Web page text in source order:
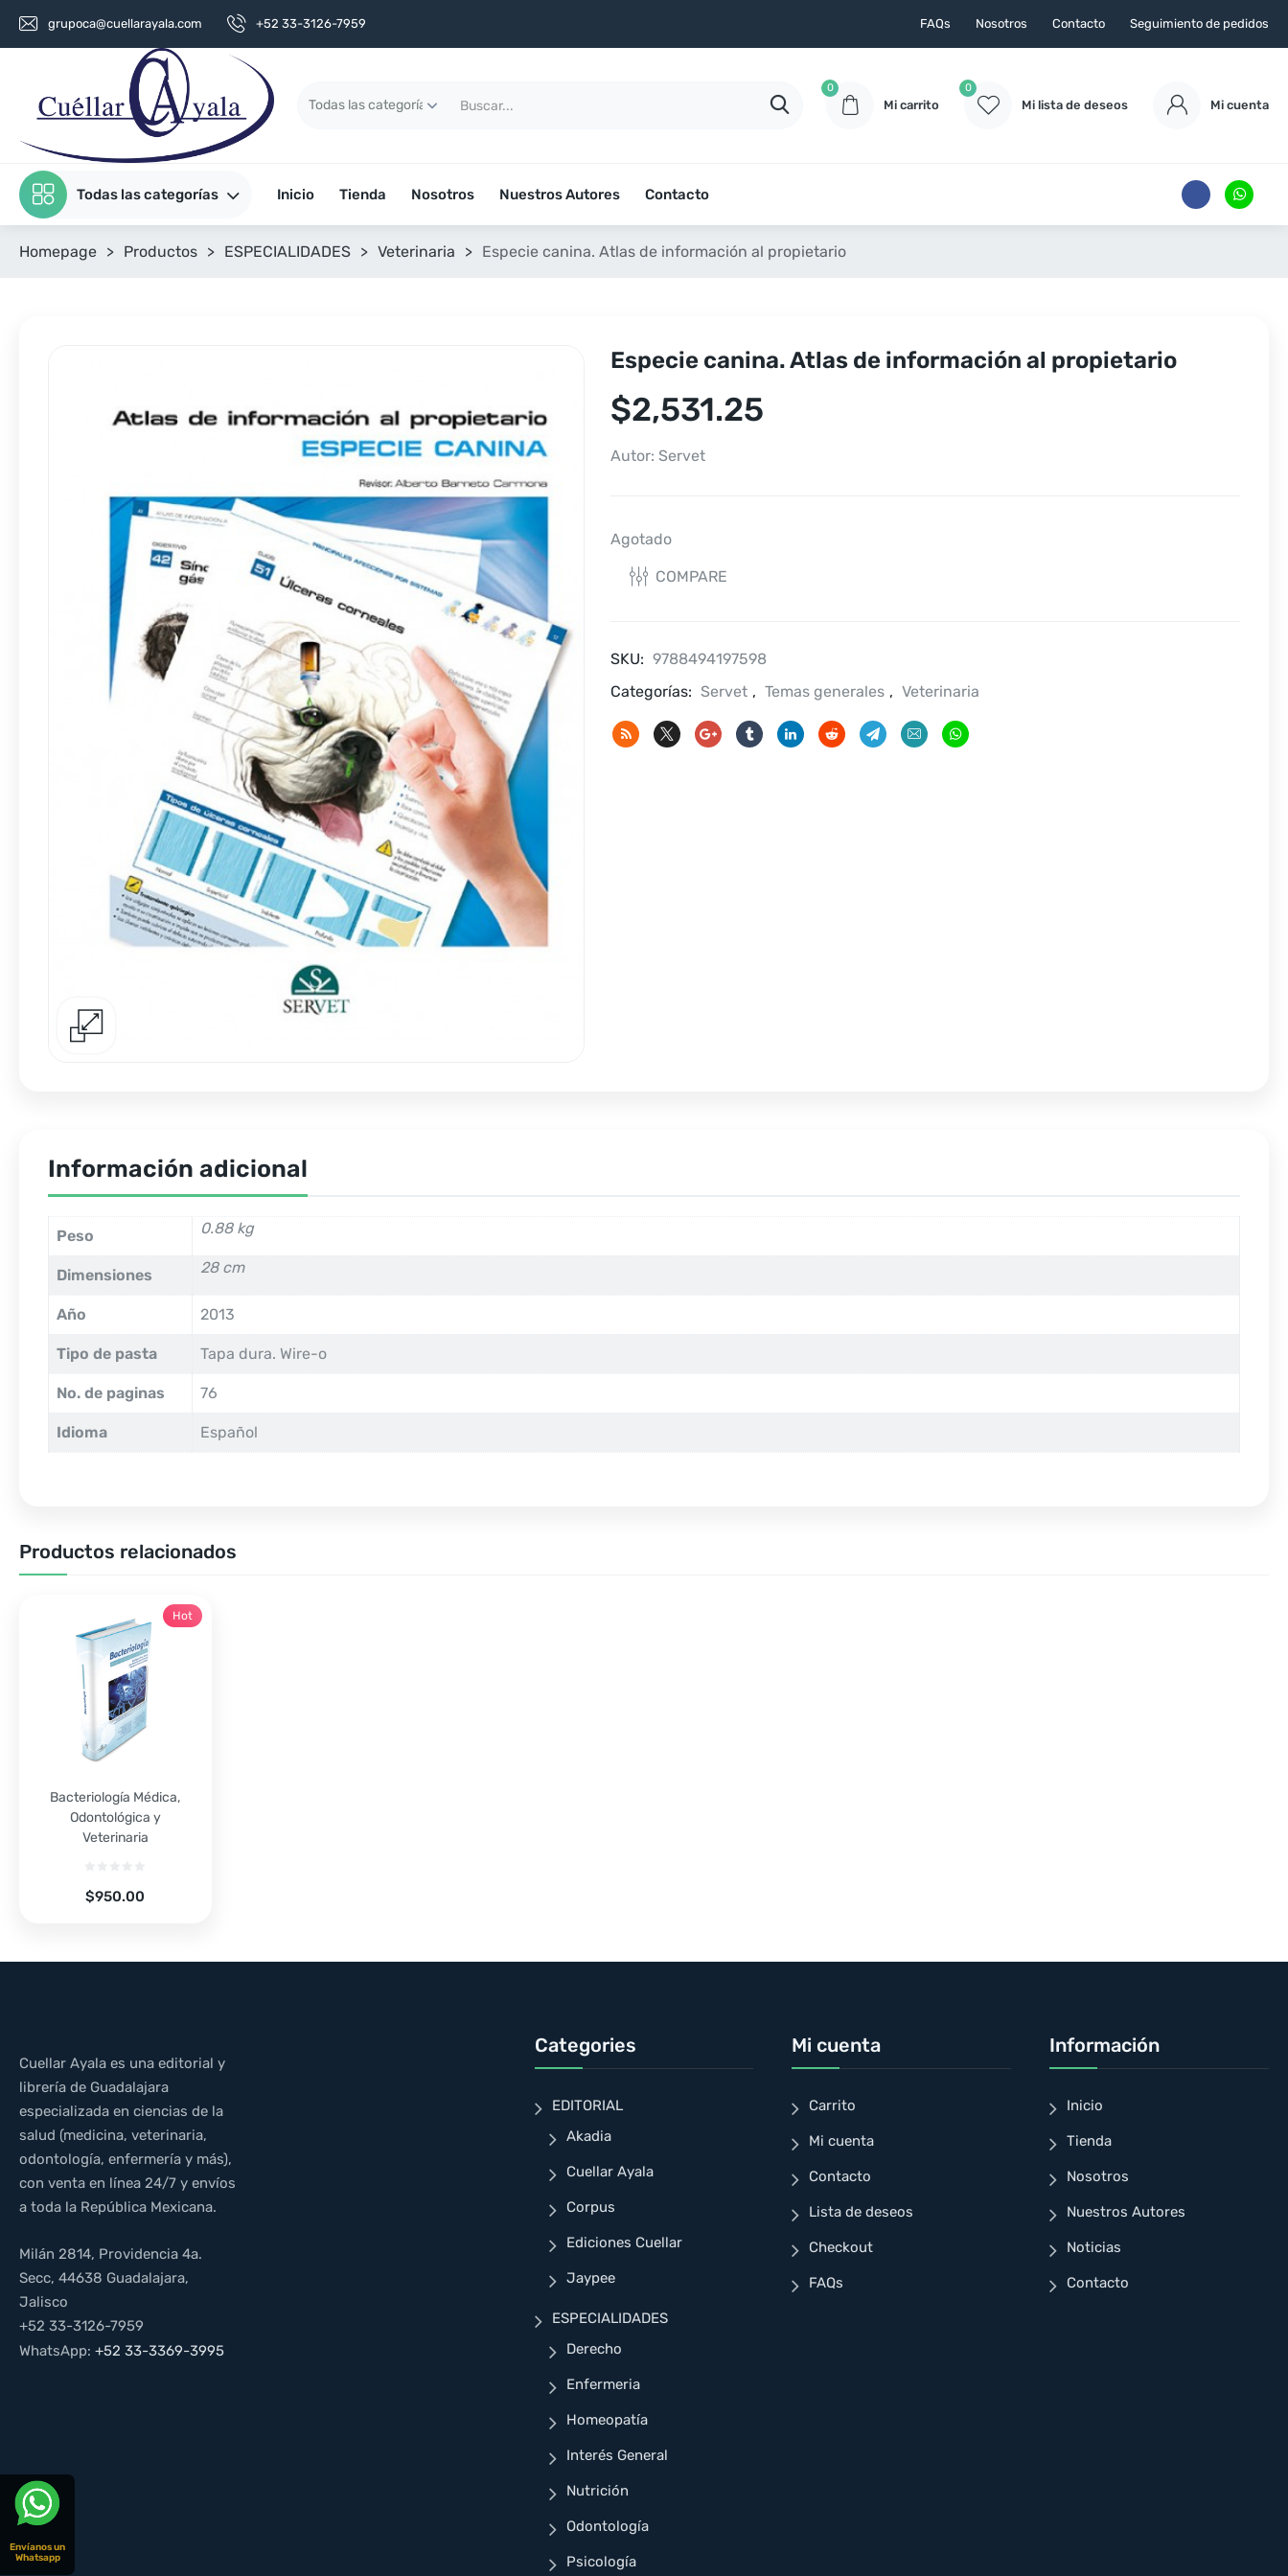
grupoca@cuellarayala.com +52 33-3126-7959 FAQs Nosotros Contacto Seguimiento de pedidos
0
Mi carrito
0
Mi lista de deseos Mi cuenta
Todas las categorías Inicio Tienda Nosotros Nuestros Autores Contacto
Homepage > Productos > ESPECIALIDADES > Veterinaria > Especie canina. Atlas de información al propietario
Especie canina. Atlas de información al propietario
$2,531.25
Autor: Servet
Agotado
COMPARE
SKU: 9788494197598
Categorías: Servet , Temas generales , Veterinaria
Información adicional
Peso 0.88 kg
Dimensiones 28 cm
Año 2013
Tipo de pasta Tapa dura. Wire-o
No. de paginas 76
Idioma Español
Productos relacionados
Bacteriología Médica,
Odontológica y
Veterinaria
$950.00
Hot
Cuellar Ayala es una editorial y
librería de Guadalajara
especializada en ciencias de la
salud (medicina, veterinaria,
odontología, enfermería y más),
con venta en línea 24/7 y envíos
a toda la República Mexicana.
Milán 2814, Providencia 4a.
Secc, 44638 Guadalajara,
Jalisco
+52 33-3126-7959
WhatsApp: +52 33-3369-3995
Categories
EDITORIAL
Akadia
Cuellar Ayala
Corpus
Ediciones Cuellar
Jaypee
ESPECIALIDADES
Derecho
Enfermeria
Homeopatía
Interés General
Nutrición
Odontología
Psicología
Mi cuenta
Carrito
Mi cuenta
Contacto
Lista de deseos
Checkout
FAQs
Información
Inicio
Tienda
Nosotros
Nuestros Autores
Noticias
Contacto
Envíanos un
Whatsapp